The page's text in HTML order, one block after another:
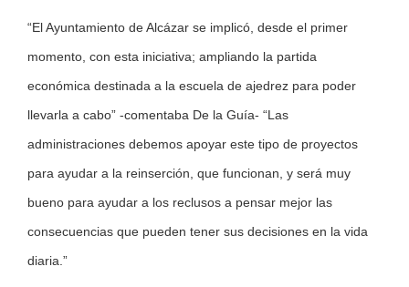
“El Ayuntamiento de Alcázar se implicó, desde el primer
momento, con esta iniciativa; ampliando la partida
económica destinada a la escuela de ajedrez para poder
llevarla a cabo” -comentaba De la Guía- “Las
administraciones debemos apoyar este tipo de proyectos
para ayudar a la reinserción, que funcionan, y será muy
bueno para ayudar a los reclusos a pensar mejor las
consecuencias que pueden tener sus decisiones en la vida
diaria.”